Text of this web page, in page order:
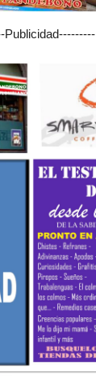
Publicidad---------